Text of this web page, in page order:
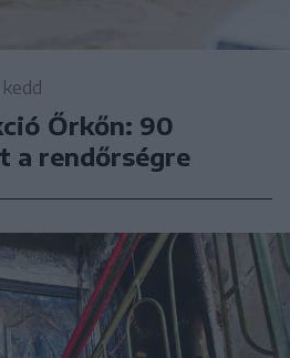
Őrkőn: 90
a rendőrségre